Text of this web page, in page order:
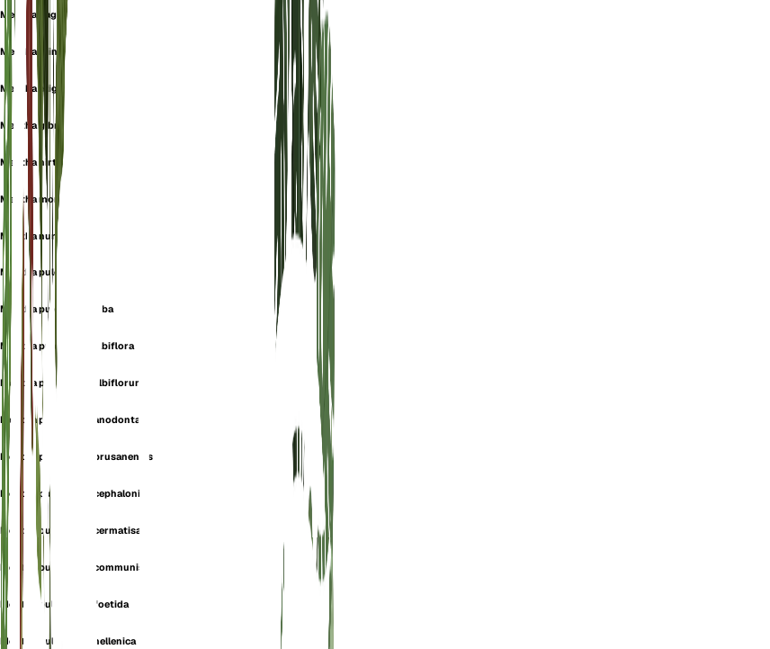
Mentha daghestanica
Mentha erinoides
Mentha exigua
Mentha gibraltarica
Mentha hirtiflora
Mentha montana
Mentha numidica
Mentha pulegioides
Mentha pulegium f. alba
Mentha pulegium f. albiflora
Mentha pulegium f. albiflorum
Mentha pulegium f. anodonta
Mentha pulegium f. brusanensis
Mentha pulegium f. cephalonia
Mentha pulegium f. cermatisa
Mentha pulegium f. communis
Mentha pulegium f. foetida
Mentha pulegium f. hellenica